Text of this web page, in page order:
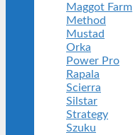
Maggot Farm
Method
Mustad
Orka
Power Pro
Rapala
Scierra
Silstar
Strategy
Szuku